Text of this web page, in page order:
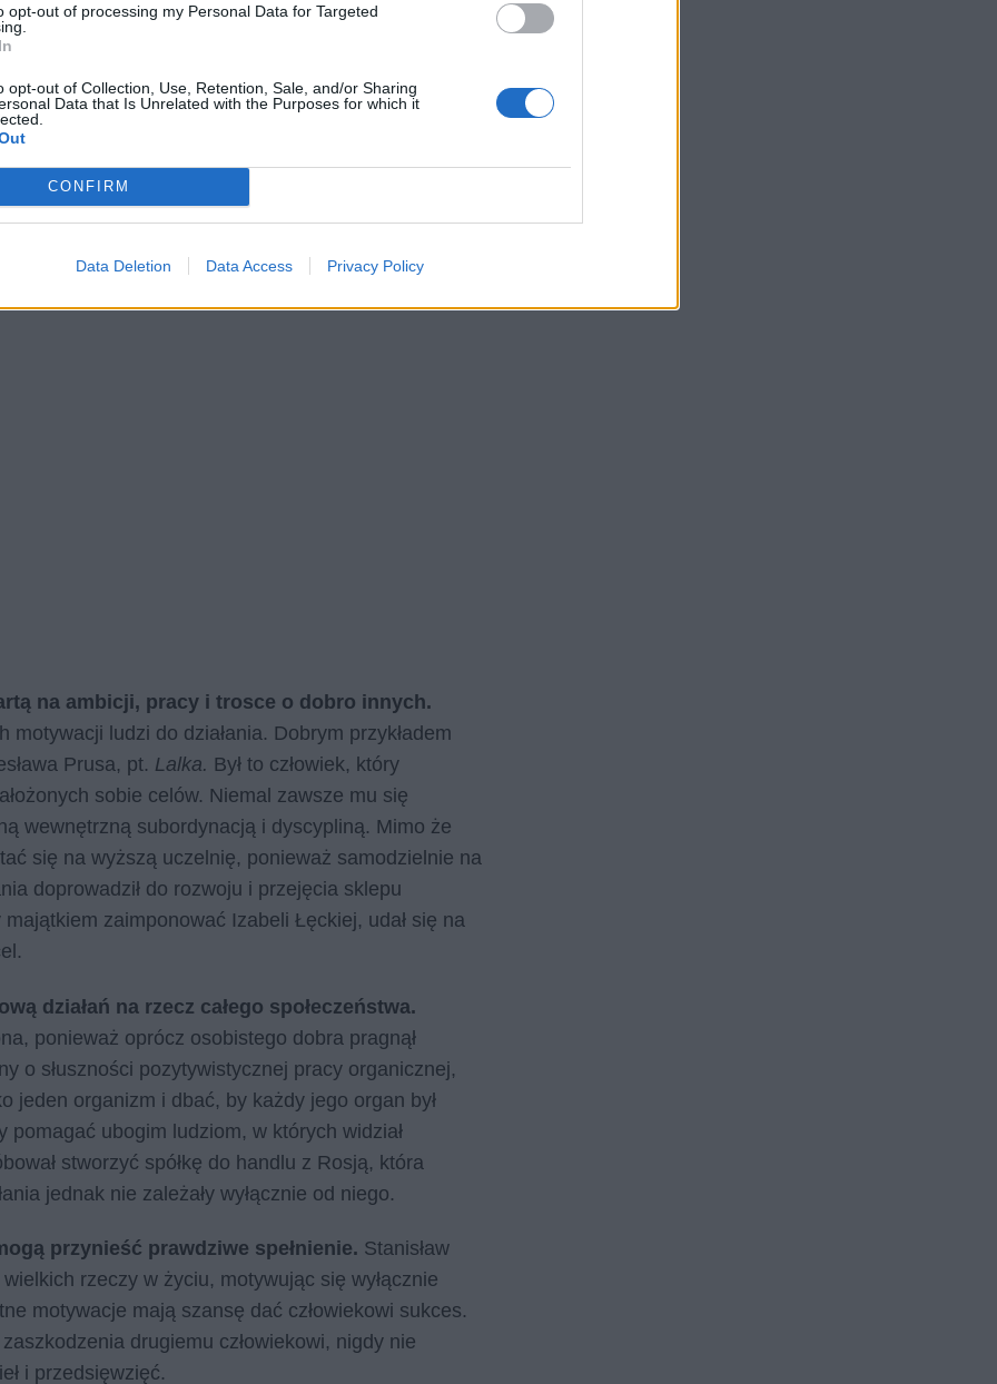
opt-out of processing my Personal Data for Targeted
opt-out of Collection, Use, Retention, Sale, and/or Sharing
Data that Is Unrelated with the Purposes for which it
CONFIRM
Data Deletion Data Access Privacy Policy
może być determinowane przez splot
strach.Każdy z tych elementów wpływa na jego
realnej zbrodni. Dostojewski ukazuje, że
i destrukcyjne konsekwencje.Człowiek, który nie
ulega złudzeniom i przekracza granice
ukształtowana hierarchia wartości okazuje się
bohatera.
na ambicji, pracy i trosce o dobro innych.
ludzi do działania. Dobrym przykładem
Prusa, pt. Lalka. Był to człowiek, który
sobie celów. Niemal zawsze mu się
wewnętrzną subordynacją i dyscypliną. Mimo że
się na wyższą uczelnię, ponieważ samodzielnie na
doprowadził do rozwoju i przejęcia sklepu
zaimponować Izabeli Łęckiej, udał się na
działań na rzecz całego społeczeństwa.
ponieważ oprócz osobistego dobra pragnął
o słuszności pozytywistycznej pracy organicznej,
jeden organizm i dbać, by każdy jego organ był
pomagać ubogim ludziom, w których widział
stworzyć spółkę do handlu z Rosją, która
jednak nie zależały wyłącznie od niego.
przynieść prawdziwe spełnienie. Stanisław
rzeczy w życiu, motywując się wyłącznie
motywacje mają szansę dać człowiekowi sukces.
drugiemu człowiekowi, nigdy nie
i przedsięwzięć.